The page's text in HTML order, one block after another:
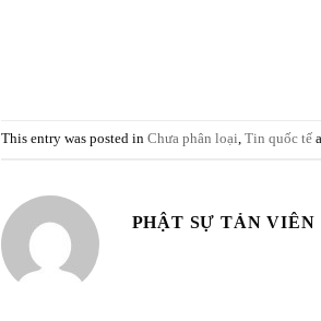
This entry was posted in Chưa phân loại, Tin quốc tế
PHẬT SỰ TẢN VIÊN